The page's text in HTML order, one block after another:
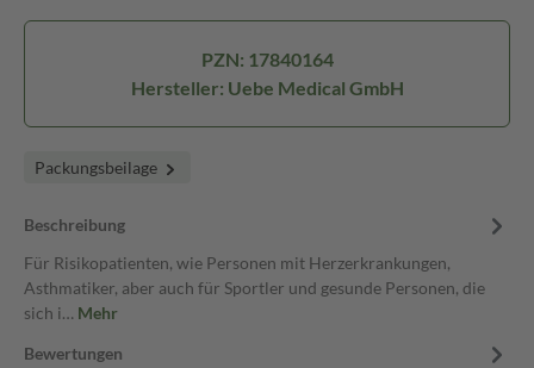
PZN: 17840164
Hersteller: Uebe Medical GmbH
Packungsbeilage
Beschreibung
Für Risikopatienten, wie Personen mit Herzerkrankungen,
Asthmatiker, aber auch für Sportler und gesunde Personen, die
sich i… Mehr
Bewertungen